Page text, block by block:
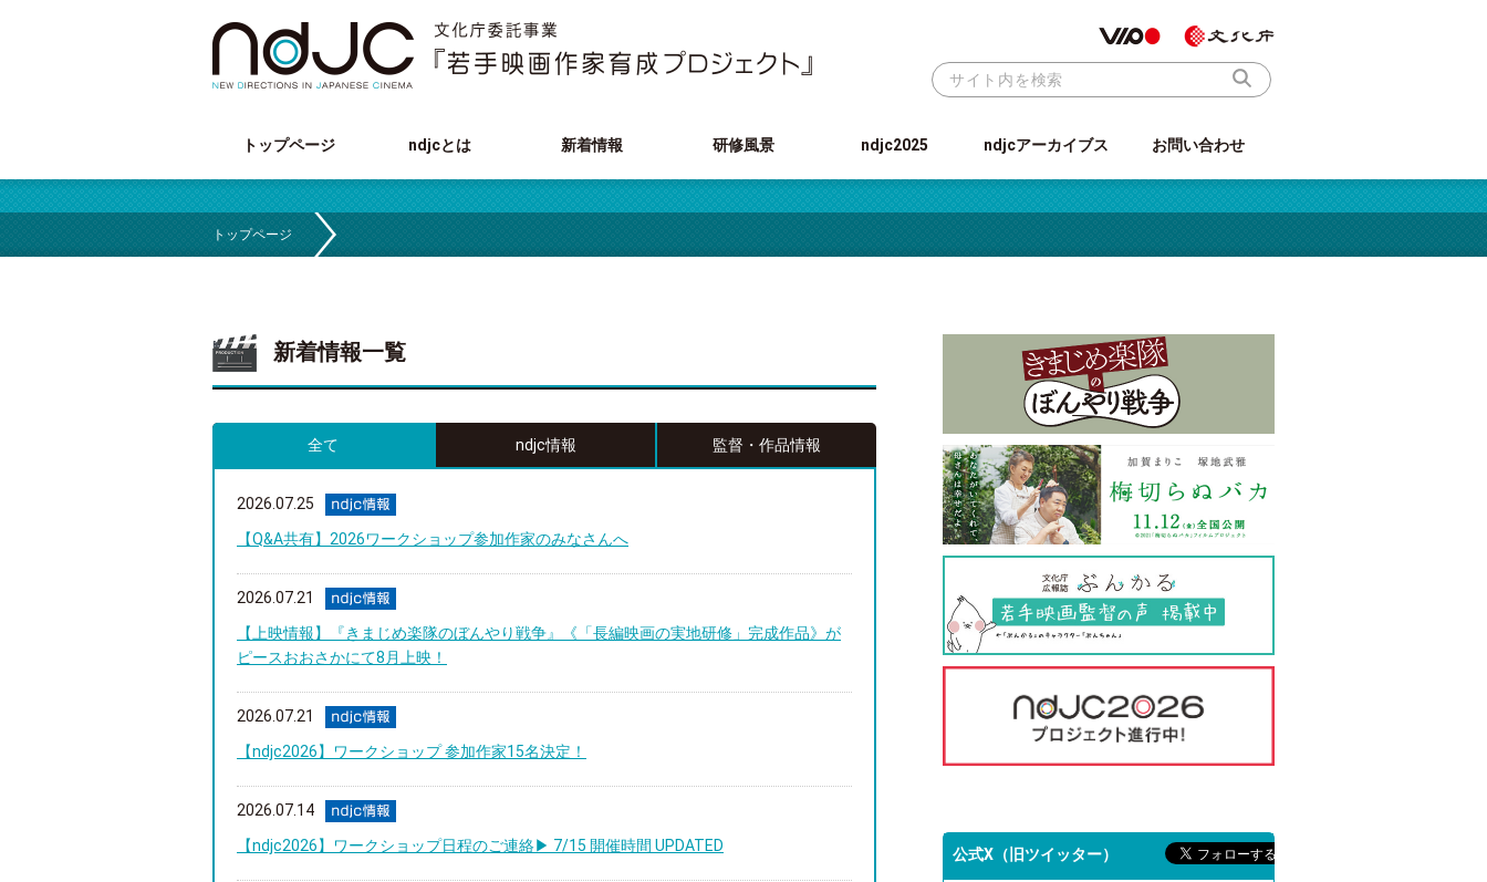
トップページ ndjcとは 新着情報 研修風景 ndjc2025 ndjcアーカイブス お問い合わせ
トップページ
新着情報一覧
全て ndjc情報 監督・作品情報
2026.07.25
【Q&A共有】2026ワークショップ参加作家のみなさんへ
2026.07.21
【上映情報】『きまじめ楽隊のぼんやり戦争』《「長編映画の実地研修」完成作品》が
ピースおおさかにて8月上映！
2026.07.21
【ndjc2026】ワークショップ 参加作家15名決定！
2026.07.14
【ndjc2026】ワークショップ日程のご連絡▶︎ 7/15 開催時間 UPDATED
公式X（旧ツイッター）